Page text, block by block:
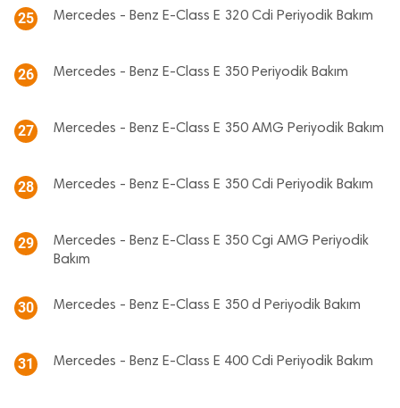
25 Mercedes - Benz E-Class E 320 Cdi Periyodik Bakım
26 Mercedes - Benz E-Class E 350 Periyodik Bakım
27 Mercedes - Benz E-Class E 350 AMG Periyodik Bakım
28 Mercedes - Benz E-Class E 350 Cdi Periyodik Bakım
29
Mercedes - Benz E-Class E 350 Cgi AMG Periyodik
Bakım
30 Mercedes - Benz E-Class E 350 d Periyodik Bakım
31 Mercedes - Benz E-Class E 400 Cdi Periyodik Bakım